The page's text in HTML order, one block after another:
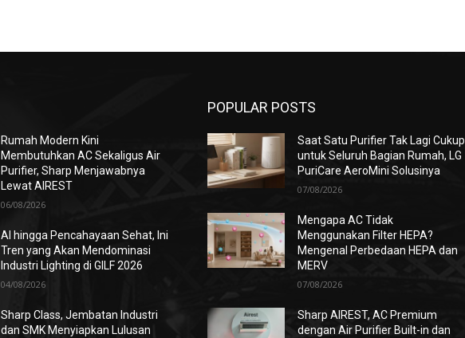
Rumah Modern Kini
Membutuhkan AC Sekaligus Air
Purifier, Sharp Menjawabnya
Lewat AIREST
06/08/2026
AI hingga Pencahayaan Sehat, Ini
Tren yang Akan Mendominasi
Industri Lighting di GILF 2026
04/08/2026
Sharp Class, Jembatan Industri
dan SMK Menyiapkan Lulusan
POPULAR POSTS
Saat Satu Purifier Tak Lagi Cukup
untuk Seluruh Bagian Rumah, LG
PuriCare AeroMini Solusinya
07/08/2026
Mengapa AC Tidak
Menggunakan Filter HEPA?
Mengenal Perbedaan HEPA dan
MERV
07/08/2026
Sharp AIREST, AC Premium
dengan Air Purifier Built-in dan